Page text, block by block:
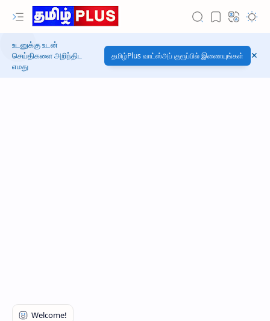
உடனுக்கு உடன்
செய்திகளை அறிந்திட
எமது
தமிழ்Plus வாட்ஸ்அப் குரூப்பில் இணையுங்கள்